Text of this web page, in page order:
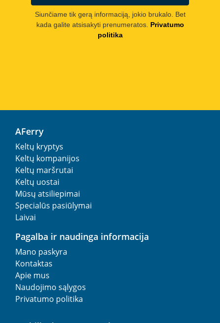
Siunčiame tik gerą informaciją, jokio brukalo. Bet
kada galite atsisakyti prenumeratos. Privatumo
politika
AFerry
Keltų kryptys
Keltų kompanijos
Keltų maršrutai
Keltų uostai
Mūsų atsiliepimai
Specialūs pasiūlymai
Laivai
Pagalba ir naudinga informacija
Mano paskyra
Kontaktas
Apie mus
Naudojimo sąlygos
Privatumo politika